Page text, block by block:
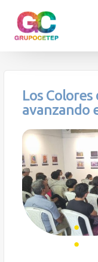
Los
avanzando